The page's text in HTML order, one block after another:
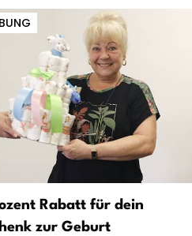
Rabatt für dein
zur Geburt